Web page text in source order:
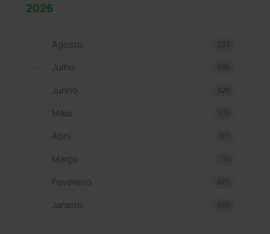
2026
Agosto 233
Julho 695
Junho 620
Maio 675
Abril 671
Março 710
Fevereiro 625
Janeiro 660